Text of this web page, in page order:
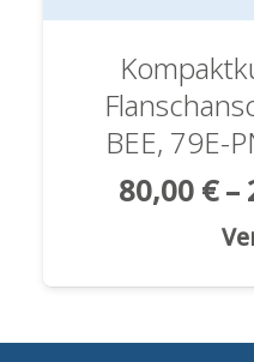
BEE, 79E-
80,00 €–